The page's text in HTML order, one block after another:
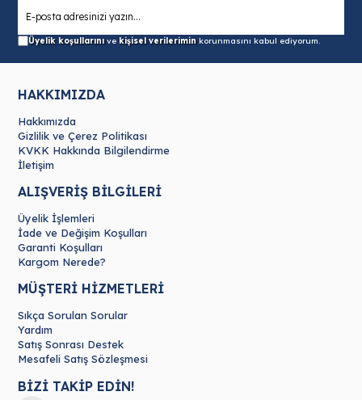
Üyelik koşullarınıve kişisel verileriminkorunmasını kabul ediyorum.
HAKKIMIZDA
Hakkımızda
Gizlilik ve Çerez Politikası
KVKK Hakkında Bilgilendirme
İletişim
ALIŞVERİŞ BİLGİLERİ
Üyelik İşlemleri
İade ve Değişim Koşulları
Garanti Koşulları
Kargom Nerede?
MÜŞTERİ HİZMETLERİ
Sıkça Sorulan Sorular
Yardım
Satış Sonrası Destek
Mesafeli Satış Sözleşmesi
BİZİ TAKİP EDİN!